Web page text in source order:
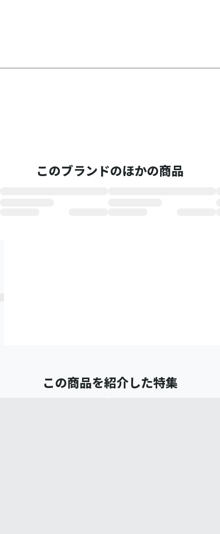
このブランドのほかの商品
この商品を紹介した特集